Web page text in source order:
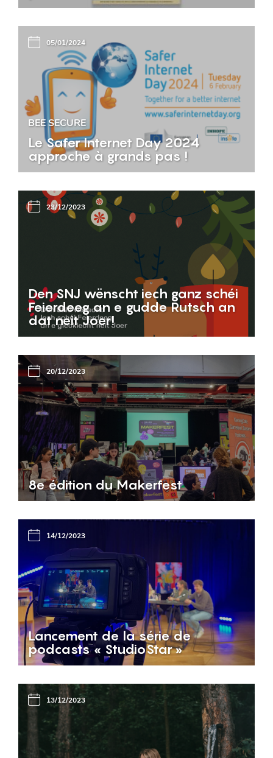
05/01/2024
BEE SECURE
Le Safer Internet Day 2024
approche à grands pas !
23/12/2023
Den SNJ wënscht iech ganz schéi
Feierdeeg an e gudde Rutsch an
dat neit Joer!
20/12/2023
8e édition du Makerfest
14/12/2023
Lancement de la série de
podcasts « StudioStar »
13/12/2023